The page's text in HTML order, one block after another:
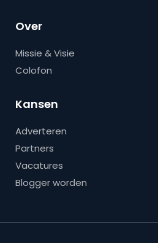
Over
Missie & Visie
Colofon
Kansen
Adverteren
Partners
Vacatures
Blogger worden